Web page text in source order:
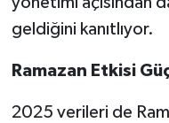
geldiğini kanıtlıyor.
Ramazan Etkisi
2025 verileri de